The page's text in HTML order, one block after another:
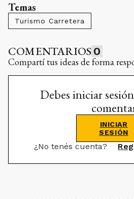
Temas
Turismo Carretera
COMENTARIOS 0
Compartí tus ideas de forma
Debes iniciar
INICIAR
SESIÓN
¿No tenés cuenta?